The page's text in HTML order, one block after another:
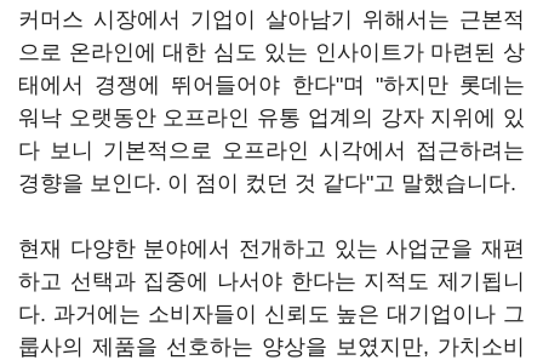
커머스 시장에서 기업이 살아남기 위해서는 근본적
으로 온라인에 대한 심도 있는 인사이트가 마련된 상
태에서 경쟁에 뛰어들어야 한다"며 "하지만 롯데는
워낙 오랫동안 오프라인 유통 업계의 강자 지위에 있
다 보니 기본적으로 오프라인 시각에서 접근하려는
경향을 보인다. 이 점이 컸던 것 같다"고 말했습니다.
현재 다양한 분야에서 전개하고 있는 사업군을 재편
하고 선택과 집중에 나서야 한다는 지적도 제기됩니
다. 과거에는 소비자들이 신뢰도 높은 대기업이나 그
룹사의 제품을 선호하는 양상을 보였지만, 가치소비